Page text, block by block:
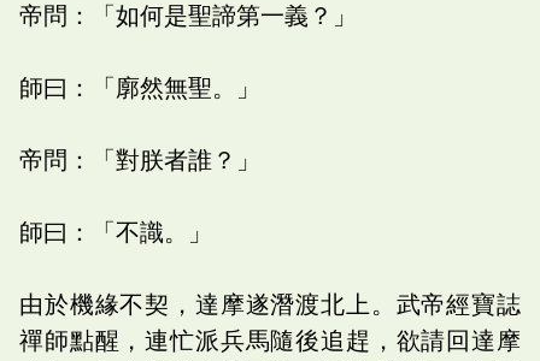
帝問：「如何是聖諦第一義？」
師曰：「廓然無聖。」
帝問：「對朕者誰？」
師曰：「不識。」
由於機緣不契，達摩遂潛渡北上。武帝經寶誌
禪師點醒，連忙派兵馬隨後追趕，欲請回達摩